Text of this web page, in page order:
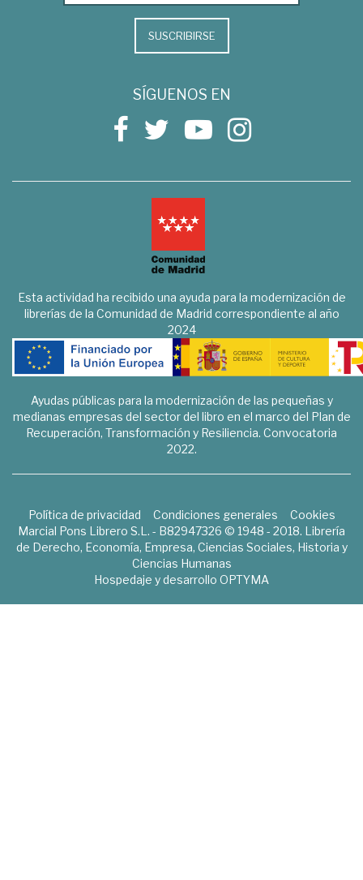
SUSCRIBIRSE
SÍGUENOS EN
Esta actividad ha recibido una ayuda para la modernización de
librerías de la Comunidad de Madrid correspondiente al año
2024
Ayudas públicas para la modernización de las pequeñas y
medianas empresas del sector del libro en el marco del Plan de
Recuperación, Transformación y Resiliencia. Convocatoria
2022.
Política de privacidad Condiciones generales
Cookies
Marcial Pons Librero S.L. - B82947326 © 1948 - 2018. Librería
de Derecho, Economía, Empresa, Ciencias Sociales, Historia y
Ciencias Humanas
Hospedaje y desarrollo OPTYMA